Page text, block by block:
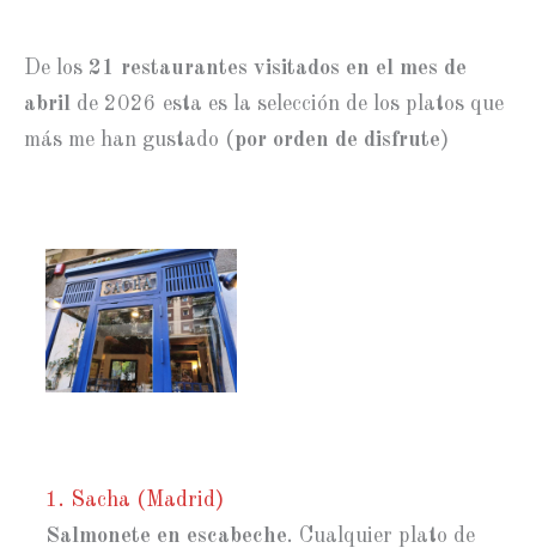
De los 21 restaurantes visitados en el mes de
abril de 2026 esta es la selección de los platos que
más me han gustado ( por orden de disfrute)
1. Sacha (Madrid)
Salmonete en escabeche. Cualquier plato de